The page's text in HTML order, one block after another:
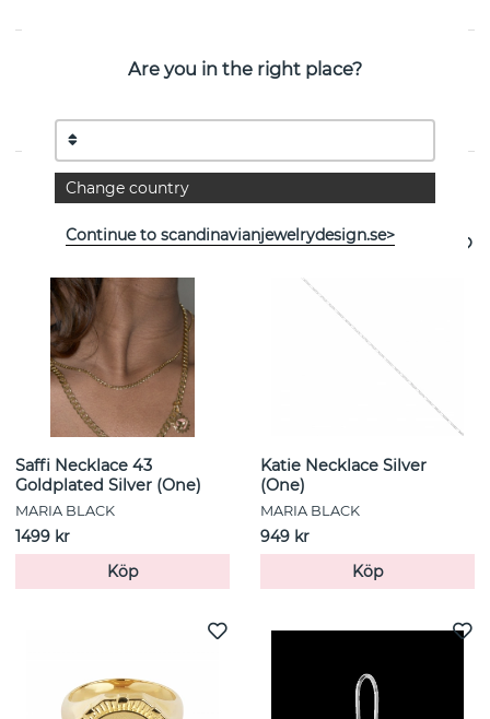
EGENSKAPER
Saffi Necklace 43
Goldplated Silver (One)
MARIA BLACK
1499 kr
Köp
Katie Necklace Silver
(One)
MARIA BLACK
949 kr
Köp
Are you in the right place?
Change country
Continue to scandinavianjewelrydesign.se>